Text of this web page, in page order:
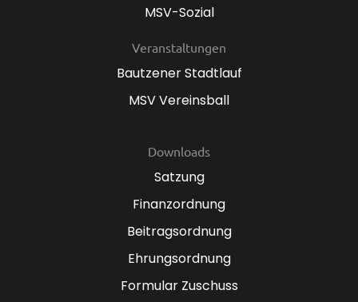
MSV-Sozial
Veranstaltungen
Bautzener Stadtlauf
MSV Vereinsball
Downloads
Satzung
Finanzordnung
Beitragsordnung
Ehrungsordnung
Formular Zuschuss